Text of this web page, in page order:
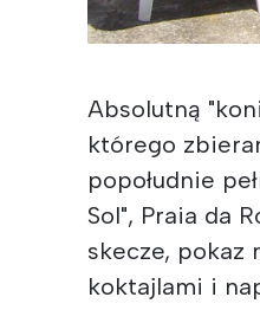
Absolutną
którego
popołudnie
Sol", Praia da
skecze, pokaz
koktajlami i